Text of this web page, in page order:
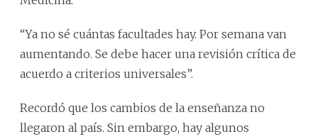
“Ya no sé cuántas facultades hay. Por semana van
aumentando. Se debe hacer una revisión crítica de
acuerdo a criterios universales”.
Recordó que los cambios de la enseñanza no
llegaron al país. Sin embargo, hay algunos